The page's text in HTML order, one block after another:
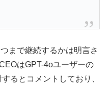
まで継続するかは明言さ
はGPT-4oユーザーの
るとコメントしており、